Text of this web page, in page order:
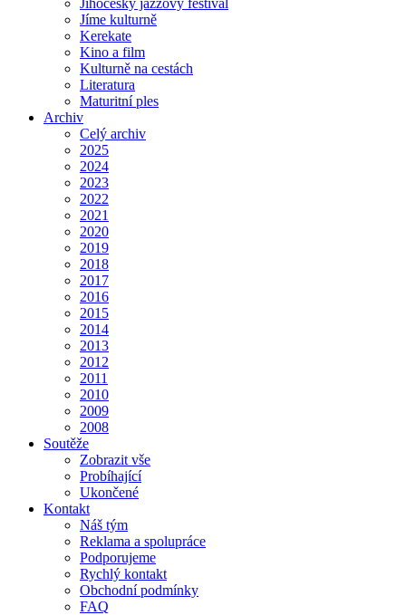
Jíme kulturně
Kerekate
Kino a film
Kulturně na cestách
Literatura
Maturitní ples
Archiv
Celý archiv
2025
2024
2023
2022
2021
2020
2019
2018
2017
2016
2015
2014
2013
2012
2011
2010
2009
2008
Soutěže
Zobrazit vše
Probíhající
Ukončené
Kontakt
Náš tým
Reklama a spolupráce
Podporujeme
Rychlý kontakt
Obchodní podmínky
FAQ